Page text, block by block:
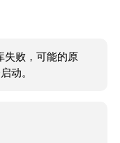
失败，可能的原
动。